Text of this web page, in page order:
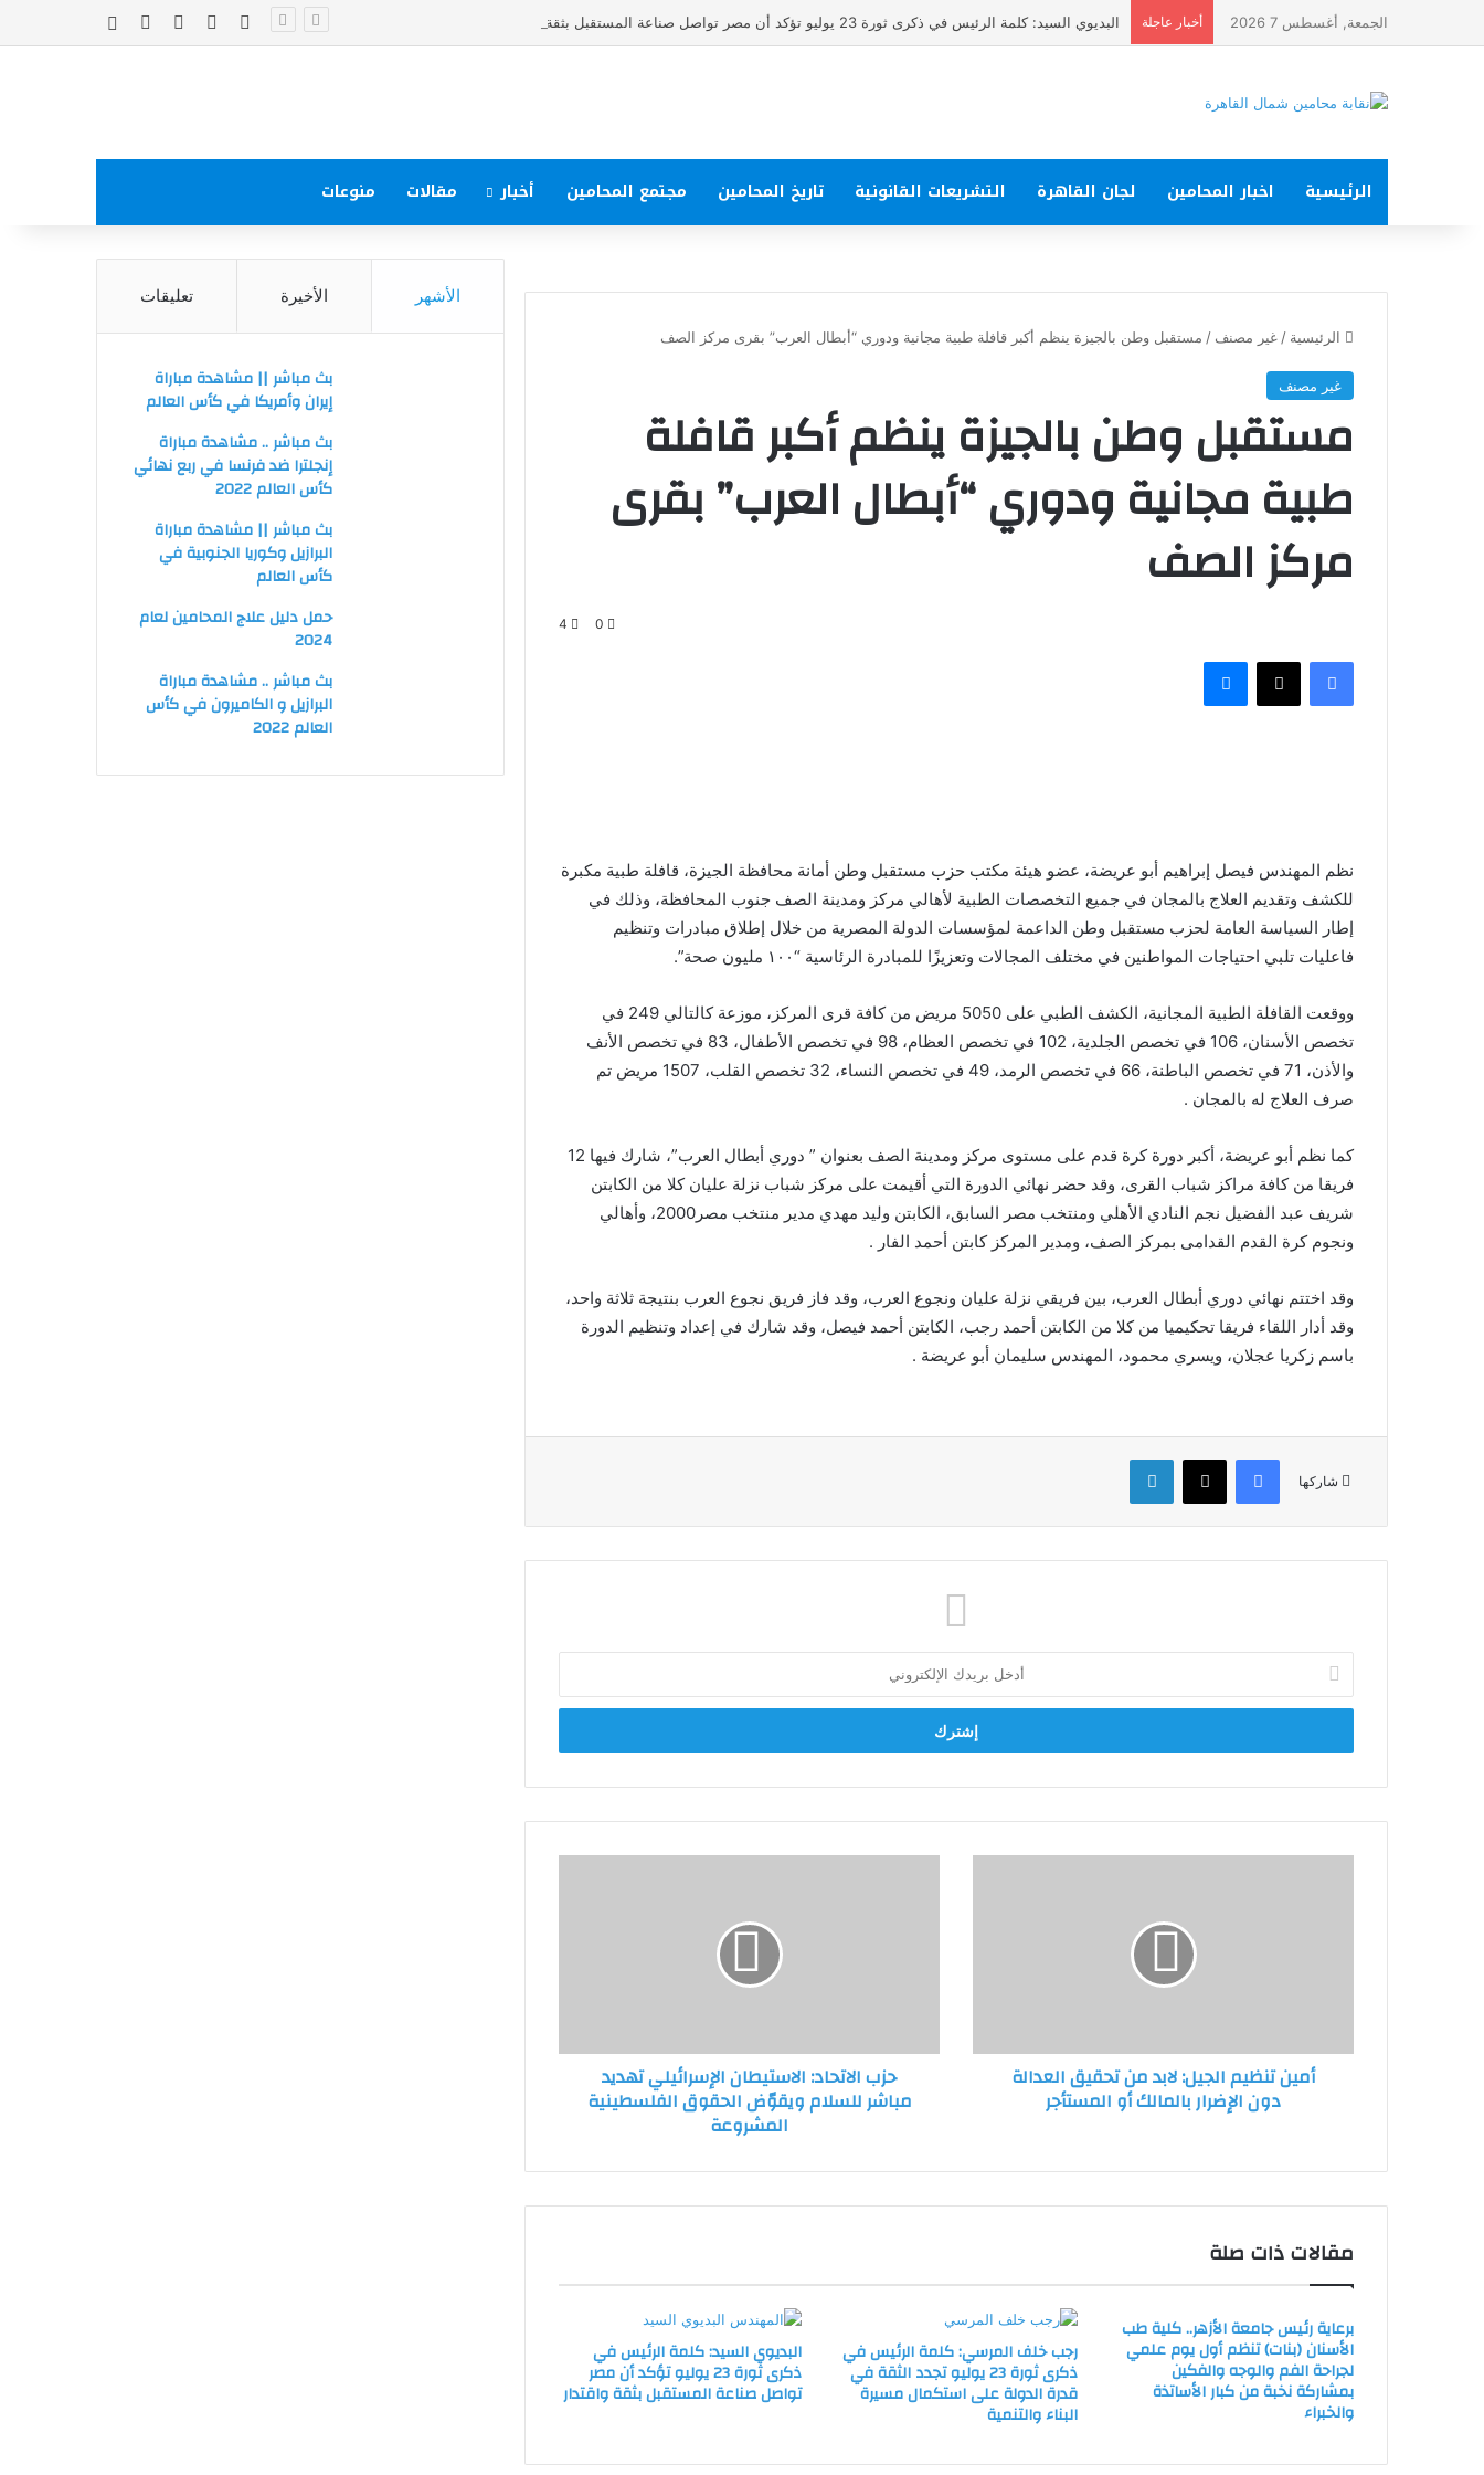
الجمعة, أغسطس 7 2026 أخبار عاجلة البديوي السيد: كلمة الرئيس في ذكرى ثورة 23 يوليو تؤكد أن مصر تواصل صناعة المستقبل بثقة واقتدار فيسبوك ‫YouTubeانستقرام
الرئيسية اخبار المحامين لجان القاهرة التشريعات القانونية تاريخ المحامين مجتمع المحامين أخبار مقالات منوعات
الرئيسية / غير مصنف / مستقبل وطن بالجيزة ينظم أكبر قافلة طبية مجانية ودوري “أبطال العرب” بقرى مركز الصف
غير مصنف
مستقبل وطن بالجيزة ينظم أكبر قافلة
طبية مجانية ودوري “أبطال العرب” بقرى
مركز الصف
0
4
فيسبوك ‫X ماسنجر
نظم المهندس فيصل إبراهيم أبو عريضة، عضو هيئة مكتب حزب مستقبل وطن أمانة محافظة الجيزة، قافلة طبية مكبرة
للكشف وتقديم العلاج بالمجان في جميع التخصصات الطبية لأهالي مركز ومدينة الصف جنوب المحافظة، وذلك في
إطار السياسة العامة لحزب مستقبل وطن الداعمة لمؤسسات الدولة المصرية من خلال إطلاق مبادرات وتنظيم
فاعليات تلبي احتياجات المواطنين في مختلف المجالات وتعزيزًا للمبادرة الرئاسية “١٠٠ مليون صحة”.
ووقعت القافلة الطبية المجانية، الكشف الطبي على 5050 مريض من كافة قرى المركز، موزعة كالتالي 249 في
تخصص الأسنان، 106 في تخصص الجلدية، 102 في تخصص العظام، 98 في تخصص الأطفال، 83 في تخصص الأنف
والأذن، 71 في تخصص الباطنة، 66 في تخصص الرمد، 49 في تخصص النساء، 32 تخصص القلب، 1507 مريض تم
صرف العلاج له بالمجان .
كما نظم أبو عريضة، أكبر دورة كرة قدم على مستوى مركز ومدينة الصف بعنوان ” دوري أبطال العرب”، شارك فيها 12
فريقا من كافة مراكز شباب القرى، وقد حضر نهائي الدورة التي أقيمت على مركز شباب نزلة عليان كلا من الكابتن
شريف عبد الفضيل نجم النادي الأهلي ومنتخب مصر السابق، الكابتن وليد مهدي مدير منتخب مصر2000، وأهالي
ونجوم كرة القدم القدامى بمركز الصف، ومدير المركز كابتن أحمد الفار .
وقد اختتم نهائي دوري أبطال العرب، بين فريقي نزلة عليان ونجوع العرب، وقد فاز فريق نجوع العرب بنتيجة ثلاثة واحد،
وقد أدار اللقاء فريقا تحكيميا من كلا من الكابتن أحمد رجب، الكابتن أحمد فيصل، وقد شارك في إعداد وتنظيم الدورة
باسم زكريا عجلان، ويسري محمود، المهندس سليمان أبو عريضة .
شاركها
فيسبوك ‫X لينكدإن
بريدك
الإلكتروني
الإضرار
بالمالكأمين تنظيم الجيل: لابد من تحقيق العدالة
دون الإضرار بالمالك أو المستأجر
الحقوق
الفلسطينية
المشروعة
حزب الاتحاد: الاستيطان الإسرائيلي تهديد
مباشر للسلام ويقوّض الحقوق الفلسطينية
المشروعة
مقالات ذات صلة
برعاية رئيس جامعة الأزهر.. كلية طب
الأسنان (بنات) تنظم أول يوم علمي
لجراحة الفم والوجه والفكين
بمشاركة نخبة من كبار الأساتذة
والخبراء
رجب خلف المرسي: كلمة الرئيس في
ذكرى ثورة 23 يوليو تجدد الثقة في
قدرة الدولة على استكمال مسيرة
البناء والتنمية
البديوي السيد: كلمة الرئيس في
ذكرى ثورة 23 يوليو تؤكد أن مصر
تواصل صناعة المستقبل بثقة واقتدار
الأشهر الأخيرة تعليقات
بث مباشر || مشاهدة مباراة
إيران وأمريكا في كأس العالم
بث مباشر .. مشاهدة مباراة
إنجلترا ضد فرنسا في ربع نهائي
كأس العالم 2022
بث مباشر || مشاهدة مباراة
البرازيل وكوريا الجنوبية في
كأس العالم
حمل دليل علاج المحامين لعام
2024
بث مباشر .. مشاهدة مباراة
البرازيل و الكاميرون في كأس
العالم 2022